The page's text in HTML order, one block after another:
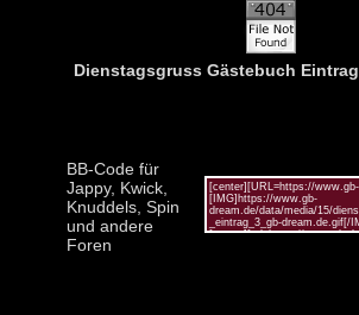
Dienstagsgruss Gästebuch Eintrag
BB-Code für
Jappy, Kwick,
Knuddels, Spin
und andere
Foren